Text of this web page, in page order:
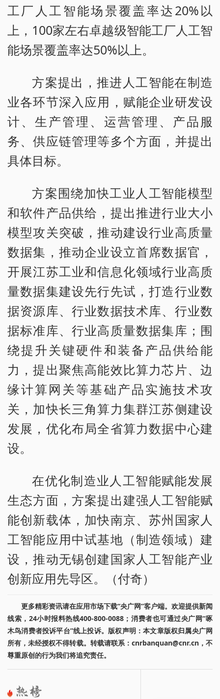
工厂人工智能场景覆盖率达20%以
上，100家左右卓越级智能工厂人工智
能场景覆盖率达50%以上。
方案提出，推进人工智能在制造
业各环节深入应用，赋能企业研发设
计、生产管理、运营管理、产品服
务、供应链管理等多个方面，并提出
具体目标。
方案围绕加快工业人工智能模型
和软件产品供给，提出推进行业大小
模型攻关突破，推动建设行业高质量
数据集，推动企业设立首席数据官，
开展江苏工业和信息化领域行业高质
量数据集建设先行先试，打造行业数
据资源库、行业数据技术库、行业数
据标准库、行业高质量数据集库；围
绕提升关键硬件和装备产品供给能
力，提出聚焦高能效比算力芯片、边
缘计算网关等基础产品实施技术攻
关，加快长三角算力集群江苏侧建设
发展，优化布局全省算力数据中心建
设。
在优化制造业人工智能赋能发展
生态方面，方案提出建强人工智能赋
能创新载体，加快南京、苏州国家人
工智能应用中试基地（制造领域）建
设，推动无锡创建国家人工智能产业
创新应用先导区。（付奇）
更多精彩资讯请在应用市场下载“央广网”客户端。欢迎提供新闻
线索，24小时报料热线400-800-0088；消费者也可通过央广网“啄
木鸟消费者投诉平台”线上投诉。版权声明：本文章版权归属央广网
所有，未经授权不得转载。转载请联系：cnrbanquan@cnr.cn，不
尊重原创的行为我们将追究责任。